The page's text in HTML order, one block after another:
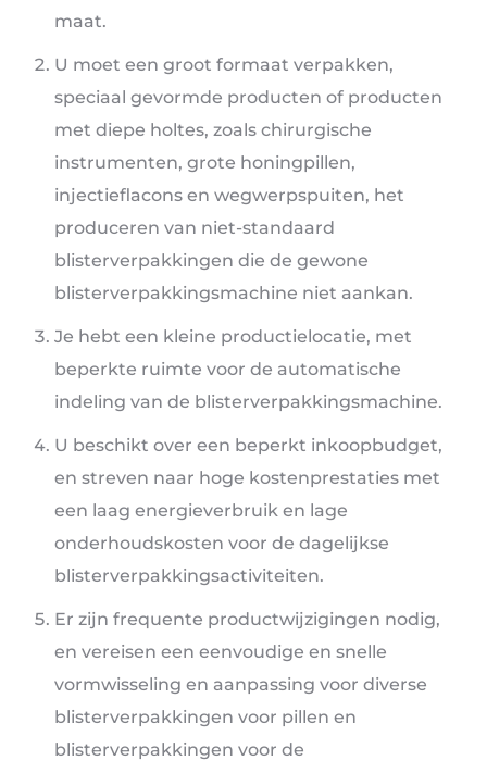
maat.
U moet een groot formaat verpakken,
speciaal gevormde producten of producten
met diepe holtes, zoals chirurgische
instrumenten, grote honingpillen,
injectieflacons en wegwerpspuiten, het
produceren van niet-standaard
blisterverpakkingen die de gewone
blisterverpakkingsmachine niet aankan.
Je hebt een kleine productielocatie, met
beperkte ruimte voor de automatische
indeling van de blisterverpakkingsmachine.
U beschikt over een beperkt inkoopbudget,
en streven naar hoge kostenprestaties met
een laag energieverbruik en lage
onderhoudskosten voor de dagelijkse
blisterverpakkingsactiviteiten.
Er zijn frequente productwijzigingen nodig,
en vereisen een eenvoudige en snelle
vormwisseling en aanpassing voor diverse
blisterverpakkingen voor pillen en
blisterverpakkingen voor de